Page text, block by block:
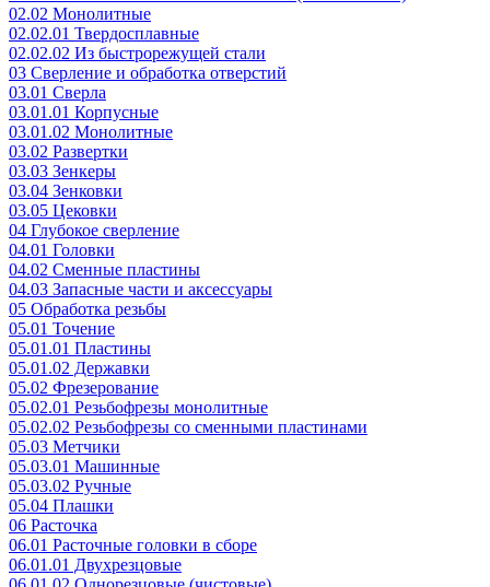
02.02 Монолитные
02.02.01 Твердосплавные
02.02.02 Из быстрорежущей стали
03 Сверление и обработка отверстий
03.01 Сверла
03.01.01 Корпусные
03.01.02 Монолитные
03.02 Развертки
03.03 Зенкеры
03.04 Зенковки
03.05 Цековки
04 Глубокое сверление
04.01 Головки
04.02 Сменные пластины
04.03 Запасные части и аксессуары
05 Обработка резьбы
05.01 Точение
05.01.01 Пластины
05.01.02 Державки
05.02 Фрезерование
05.02.01 Резьбофрезы монолитные
05.02.02 Резьбофрезы со сменными пластинами
05.03 Метчики
05.03.01 Машинные
05.03.02 Ручные
05.04 Плашки
06 Расточка
06.01 Расточные головки в сборе
06.01.01 Двухрезцовые